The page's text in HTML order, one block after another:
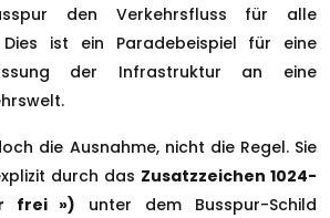
den Verkehrsfluss für alle
ist ein Paradebeispiel für eine
der Infrastruktur an eine
die Ausnahme, nicht die Regel. Sie
durch das Zusatzzeichen 1024-
frei ») unter dem Busspur-Schild